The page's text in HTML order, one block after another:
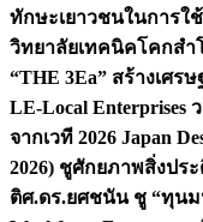
ทักษะเยาวชนในการใ
วิทยาลัยเทคนิคโคกสำ
“THE 3Ea” สร้างเศร
LE-Local Enterprises
จากเวที 2026 Japan
2026) ชูศักยภาพสิ่งปร
ติศ.ดร.ยศชนัน ชู “ทุนม